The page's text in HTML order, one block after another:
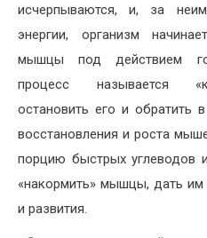
исчерпываются, и, за
энергии, организм
мышцы под действием
процесс называется
остановить его и обратить
восстановления и роста
порцию быстрых углеводов
«накормить» мышцы, дать им
и развития.